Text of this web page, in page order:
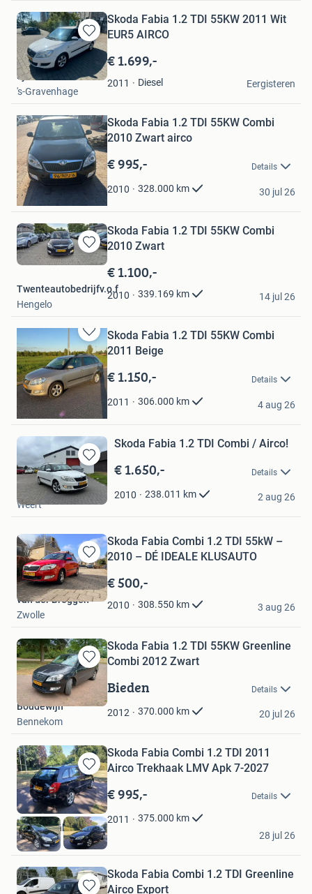
Bewaren
in
Favorieten
Skoda Fabia 1.2 TDI 55KW 2011 Wit
EUR5 AIRCO
€ 1.699,-
2011 Diesel
Sjaak Selier
's-Gravenhage
Eergisteren
in
Mijn
Favorieten
Skoda Fabia 1.2 TDI 55KW Combi
2010 Zwart airco
€ 995,- Details
2010 328.000 km
Parel
Deventer
30 jul 26
Bewaren
in
Favorieten
Skoda Fabia 1.2 TDI 55KW Combi
2010 Zwart
€ 1.100,-
2010 339.169 km
Twenteautobedrijfv.o.f
Hengelo
14 jul 26
Bewaren
in
Mijn
Favorieten
Skoda Fabia 1.2 TDI 55KW Combi
2011 Beige
€ 1.150,- Details
2011 306.000 km
marc
Norg
4 aug 26
Bewaren
in
Mijn
Favorieten
Skoda Fabia 1.2 TDI Combi / Airco!
€ 1.650,- Details
2010 238.011 km
Elidrissi
Weert
2 aug 26
Bewaren
in
Mijn
Favorieten
Skoda Fabia Combi 1.2 TDI 55kW –
2010 – DÉ IDEALE KLUSAUTO
€ 500,-
2010 308.550 km
van der Breggen
Zwolle
3 aug 26
Bewaren
in
Mijn
Favorieten
Skoda Fabia 1.2 TDI 55KW Greenline
Combi 2012 Zwart
Bieden Details
2012 370.000 km
Boudewijn
Bennekom
20 jul 26
Bewaren
in
Mijn
Favorieten
Skoda Fabia Combi 1.2 TDI 2011
Airco Trekhaak LMV Apk 7-2027
€ 995,- Details
2011 375.000 km
Niels Franken
Rijswijk
28 jul 26
Skoda Fabia Combi 1.2 TDI Greenline
Airco Export